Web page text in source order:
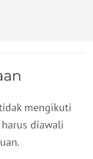
mengikuti
diawali